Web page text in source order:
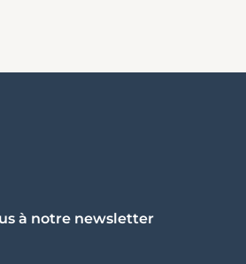
à notre newsletter